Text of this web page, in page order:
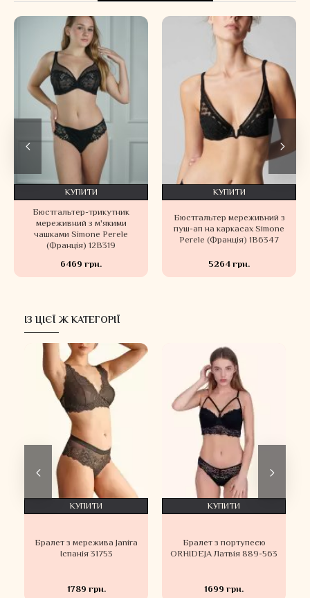
Бюстгальтер-трикутник
мереживний з м'якими
чашками Simone Perele
(Франція) 12B319
6469 грн.
КУПИТИ
Бюстгальтер мереживний з
пуш-ап на каркасах Simone
Perele (Франція) 1B6347
5264 грн.
КУПИТИ
ІЗ ЦІЄЇ Ж КАТЕГОРІЇ
Бралет з мережива Janira
Іспанія 31753
1789 грн.
КУПИТИ
Бралет з портупеєю
ORHIDEJA Латвія 889-563
1699 грн.
КУПИТИ